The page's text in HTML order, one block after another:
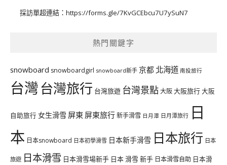
採訪單超連結： https://forms.gle/7KvGCEbcu7U7ySuN7
熱門關鍵字
snowboard snowboardgirl snowboard新手 京都 北海道 南投旅行
台灣台灣旅行 台灣旅遊 台灣景點大阪大阪旅行大阪
自助旅行 女生滑雪 屏東 屏東旅行新手滑雪 日月潭 日月潭旅行 日
本 日本snowboard 日本初學滑雪 日本新手滑雪 日本旅行 日本
旅遊 日本滑雪 日本滑雪場新手 日本 滑雪 新手 日本滑雪自助 日本滑